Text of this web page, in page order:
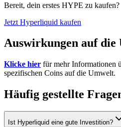
Bereit, dein erstes HYPE zu kaufen?
Jetzt Hyperliquid kaufen
Auswirkungen auf die
Klicke hier für mehr Informationen
spezifischen Coins auf die Umwelt.
Häufig gestellte
Ist Hyperliquid eine gute Investition?